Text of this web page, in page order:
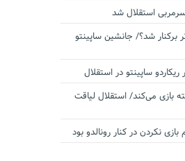
استقلال شد
برکنار شد؟/ جانشین ساپینتو
ساپینتو در استقلال
بازی می‌کند/ استقلال لیاقت
نکردن در کنار رونالدو بود